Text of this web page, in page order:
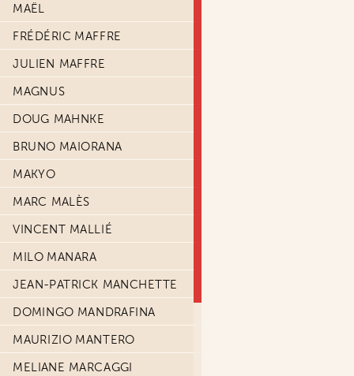
MAËL
FRÉDÉRIC MAFFRE
JULIEN MAFFRE
MAGNUS
DOUG MAHNKE
BRUNO MAIORANA
MAKYO
MARC MALÈS
VINCENT MALLIÉ
MILO MANARA
JEAN-PATRICK MANCHETTE
DOMINGO MANDRAFINA
MAURIZIO MANTERO
MELIANE MARCAGGI